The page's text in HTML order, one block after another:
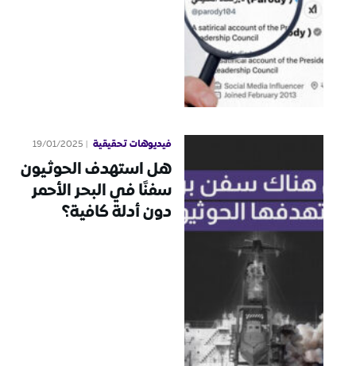
فيديوهات تحقيقية 19/01/2025
هل استهدف الحوثيون
سفنًا في البحر الأحمر
دون أدلة كافية؟